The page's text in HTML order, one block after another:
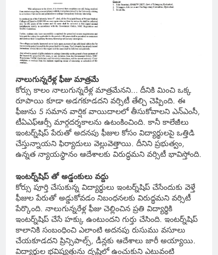
నాలుగున్నరేళ్ల ఫీజు మాత్రమే
కోర్సు కాలం నాలుగున్నరేళ్ల మాత్రమేనని… దీనికి మించి ఒక్క
రూపాయి కూడా అడగకూడదని వర్సిటీ తేల్చి చెప్పింది. ఈ
ఫీజును 5 సమాన వార్షిక వాయిదాలలో తీసుకోవాలని ఎన్ఎంసీ,
టీఏఎఫ్ఆర్సీ మార్గదర్శకాలను ఉటంకించింది. కానీ కాలేజీలు
ఇంటర్న్‌షిప్ పేరుతో అదనపు ఫీజుల కోసం విద్యార్థులపై ఒత్తిడి
చేస్తున్నాయని ఫిర్యాదులు వెల్లువెత్తాయి. దీనిని ప్రభుత్వం,
ఉన్నత న్యాయస్థానం ఆదేశాలకు విరుద్ధమని వర్సిటీ భావిస్తోంది.
ఇంటర్న్‌షిప్ తో అడ్డంకులు వద్దు
కోర్సు పూర్తి చేసుకున్న విద్యార్థులు ఇంటర్న్‌షిప్ చేసేందుకు వెళ్తే
ఫీజుల పేరుతో అడ్డుకోవడం నిబంధనలకు విరుద్ధమని వర్సిటీ
పేర్కొంది. నాలుగున్నరేళ్ల ఫీజు చెల్లించిన ప్రతి విద్యార్థికి
ఇంటర్న్‌షిప్ చేసే హక్కు ఉంటుందని గుర్తు చేసింది. ఇంటర్న్‌షిప్
కాలానికి సంబంధించి ఎలాంటి అదనపు రుసుము వసూలు
చేయకూడదని ప్రిన్సిపాల్స్, డీన్లకు ఆదేశాలు జారీ అయ్యాయి.
విద్యార్థుల భవిష్యత్తును దృష్టిలో ఉంచుకుని ఎటువంటి